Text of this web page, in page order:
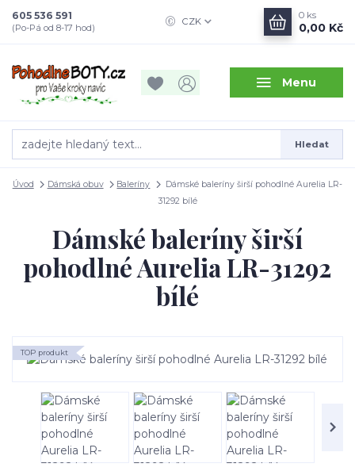
Menu
CZK
Hledat
605 536 591
(Po-Pá od 8-17 hod)
0 ks
0,00 Kč
Úvod Dámská obuv Baleríny
Dámské baleríny širší pohodlné Aurelia LR-
31292 bílé
Dámské baleríny širší
pohodlné Aurelia LR-31292
bílé
TOP produkt